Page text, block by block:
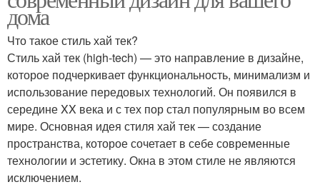
дома
Что такое стиль хай тек?
Стиль хай тек (high-tech) — это направление в дизайне,
которое подчеркивает функциональность, минимализм и
использование передовых технологий. Он появился в
середине XX века и с тех пор стал популярным во всем
мире. Основная идея стиля хай тек — создание
пространства, которое сочетает в себе современные
технологии и эстетику. Окна в этом стиле не являются
исключением.